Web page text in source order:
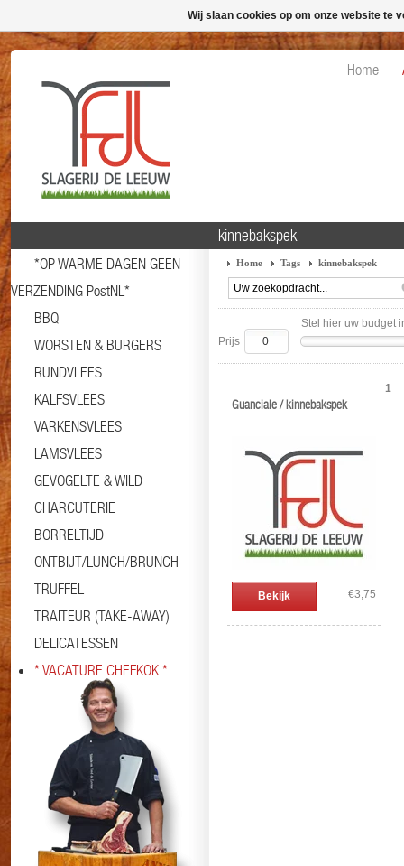
Home
*OP WARME DAGEN GEEN
VERZENDING PostNL*
BBQ
WORSTEN & BURGERS
RUNDVLEES
KALFSVLEES
VARKENSVLEES
LAMSVLEES
GEVOGELTE & WILD
CHARCUTERIE
BORRELTIJD
ONTBIJT/LUNCH/BRUNCH
TRUFFEL
TRAITEUR (TAKE-AWAY)
DELICATESSEN
* VACATURE CHEFKOK *
kinnebakspek
Home Tags kinnebakspek
Stel hier uw budget
Prijs
Guanciale / kinnebakspek
Bekijk €3,75
1
Wij slaan cookies op om onze website te